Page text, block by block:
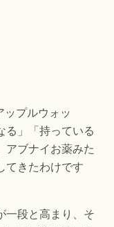
プルウォッ
る」「持っている
アブナイお薬みた
てきたわけです
一段と高まり、そ